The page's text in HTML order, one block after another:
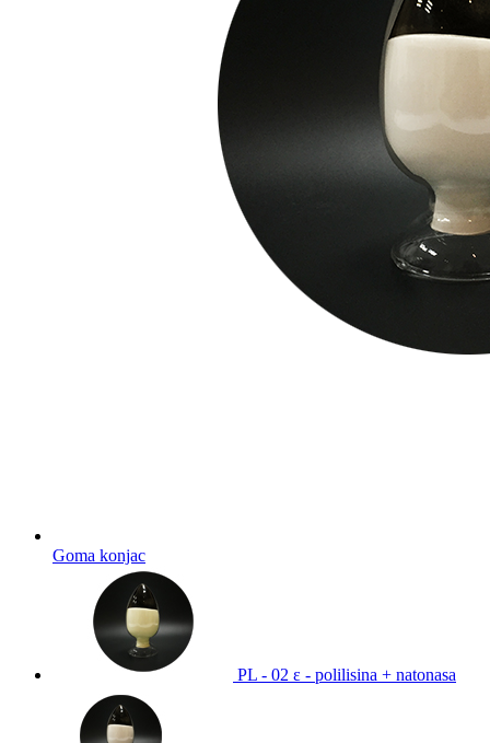
Goma konjac
PL - 02 ε - polilisina + natonasa